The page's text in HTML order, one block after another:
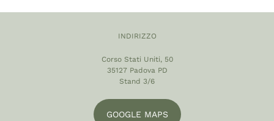
INDIRIZZO
Corso Stati Uniti, 50
35127 Padova PD
Stand 3/6
GOOGLE MAPS